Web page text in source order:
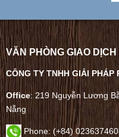
VĂN PHÒNG GIAO DỊCH
CÔNG TY TNHH GIẢI PHÁP
Office: 219 Nguyễn Lương
Nẵng
Phone:(+84)